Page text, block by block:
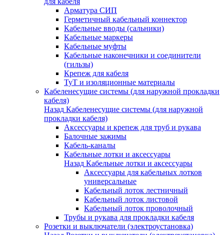
Арматура СИП
Герметичный кабельный коннектор
Кабельные вводы (сальники)
Кабельные маркеры
Кабельные муфты
Кабельные наконечники и соединители
(гильзы)
Крепеж для кабеля
ТуТ и изоляционные материалы
Кабеленесущие системы (для наружной прокладки
кабеля)
Назад Кабеленесущие системы (для наружной
прокладки кабеля)
Аксессуары и крепеж для труб и рукава
Балочные зажимы
Кабель-каналы
Кабельные лотки и аксессуары
Назад Кабельные лотки и аксессуары
Аксессуары для кабельных лотков
универсальные
Кабельный лоток лестничный
Кабельный лоток листовой
Кабельный лоток проволочный
Трубы и рукава для прокладки кабеля
Розетки и выключатели (электроустановка)